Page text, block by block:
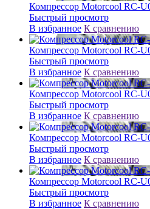
Компрессор Motorcool RC-
Быстрый просмотр
В избранное К сравнению
Компрессор Motorcool RC-
Быстрый просмотр
В избранное К сравнению
Компрессор Motorcool RC-
Быстрый просмотр
В избранное К сравнению
Компрессор Motorcool RC-
Быстрый просмотр
В избранное К сравнению
Компрессор Motorcool RC-
Быстрый просмотр
В избранное К сравнению